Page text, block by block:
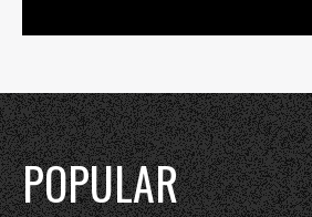
POPULAR